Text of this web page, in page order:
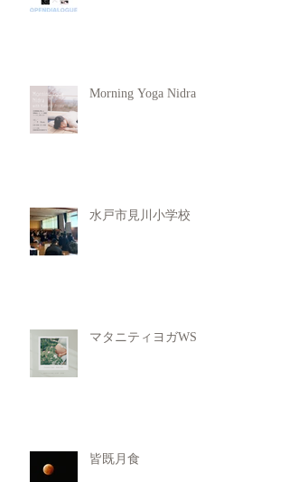
Morning Yoga Nidra
水戸市見川小学校
マタニティヨガWS
皆既月食